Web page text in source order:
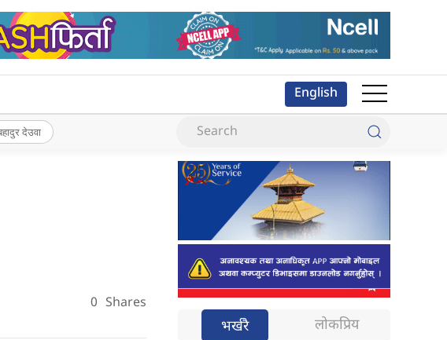
English
देउवा
0 Shares
भर्खरै लोकप्रिय